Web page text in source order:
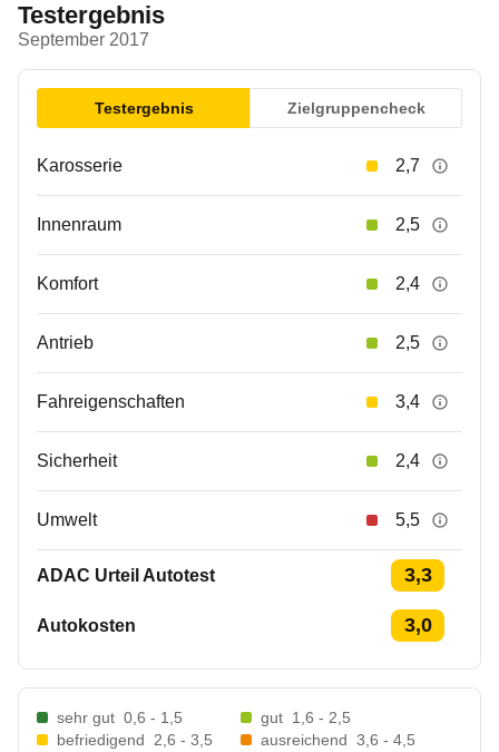
Testergebnis
September 2017
Testergebnis Zielgruppencheck
Karosserie 2,7
Innenraum 2,5
Komfort 2,4
Antrieb 2,5
Fahreigenschaften 3,4
Sicherheit 2,4
Umwelt 5,5
ADAC Urteil Autotest 3,3
Autokosten 3,0
sehr gut 0,6 - 1,5 gut 1,6 - 2,5
befriedigend
2,6 - 3,5 ausreichend 3,6 - 4,5